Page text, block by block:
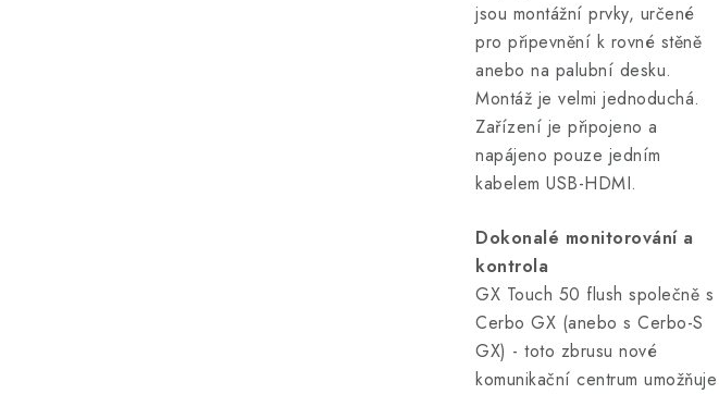
jsou montážní prvky, určené
pro připevnění k rovné stěně
anebo na palubní desku.
Montáž je velmi jednoduchá.
Zařízení je připojeno a
napájeno pouze jedním
kabelem USB-HDMI.
Dokonalé monitorování a
kontrola
GX Touch 50 flush společně s
Cerbo GX (anebo s Cerbo-S
GX) - toto zbrusu nové
komunikační centrum umožňuje